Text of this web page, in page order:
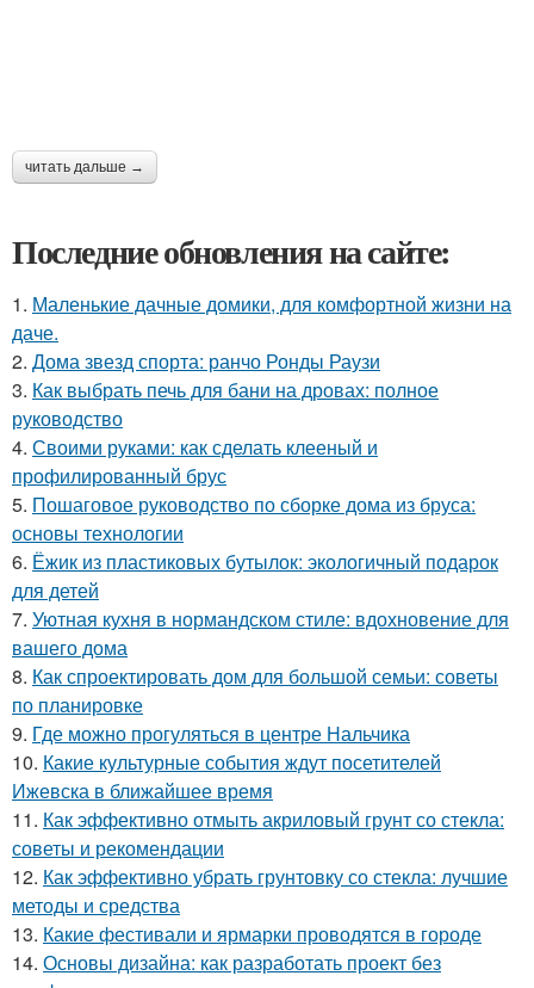
читать дальше →
Последние обновления на сайте:
1. Маленькие дачные домики, для комфортной жизни на
даче.
2. Дома звезд спорта: ранчо Ронды Раузи
3. Как выбрать печь для бани на дровах: полное
руководство
4. Своими руками: как сделать клееный и
профилированный брус
5. Пошаговое руководство по сборке дома из бруса:
основы технологии
6. Ёжик из пластиковых бутылок: экологичный подарок
для детей
7. Уютная кухня в нормандском стиле: вдохновение для
вашего дома
8. Как спроектировать дом для большой семьи: советы
по планировке
9. Где можно прогуляться в центре Нальчика
10. Какие культурные события ждут посетителей
Ижевска в ближайшее время
11. Как эффективно отмыть акриловый грунт со стекла:
советы и рекомендации
12. Как эффективно убрать грунтовку со стекла: лучшие
методы и средства
13. Какие фестивали и ярмарки проводятся в городе
14. Основы дизайна: как разработать проект без